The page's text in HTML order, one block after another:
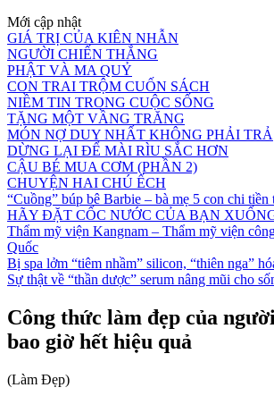
Mới cập nhật
GIÁ TRỊ CỦA KIÊN NHẪN
NGƯỜI CHIẾN THẮNG
PHẬT VÀ MA QUỶ
CON TRAI TRỘM CUỐN SÁCH
NIỀM TIN TRONG CUỘC SỐNG
TẶNG MỘT VẦNG TRĂNG
MÓN NỢ DUY NHẤT KHÔNG PHẢI TRẢ
DỪNG LẠI ĐỂ MÀI RÌU SẮC HƠN
CẬU BÉ MUA CƠM (PHẦN 2)
CHUYỆN HAI CHÚ ẾCH
“Cuồng” búp bê Barbie – bà mẹ 5 con chi tiền
HÃY ĐẶT CỐC NƯỚC CỦA BẠN
Thẩm mỹ viện Kangnam – Thẩm mỹ viện
Quốc
Bị spa lởm “tiêm nhầm” silicon, “thiên nga”
Sự thật về “thần dược” serum nâng mũi cho
Công thức làm đẹp của
bao giờ hết hiệu quả
(Làm Đẹp)